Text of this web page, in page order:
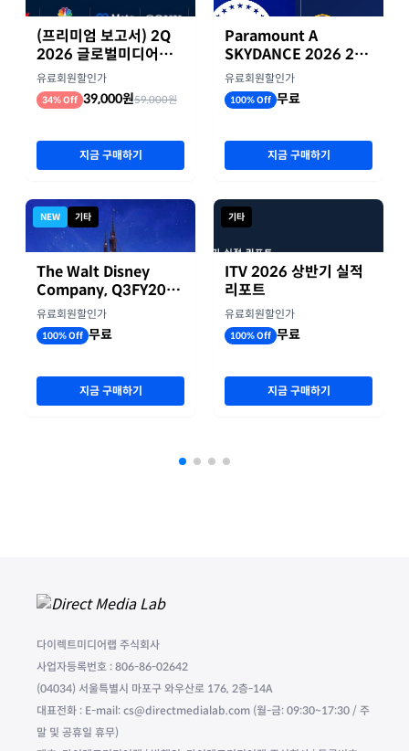
(프리미엄 보고서) 2Q
2026 글로벌미디어기
업 실적 종합 보고서
유료회원할인가
34% Off 39,000원59,000원
지금 구매하기
NEW 기타
The Walt Disney
Company, Q3FY2026
실적자료
유료회원할인가
100% Off 무료
지금 구매하기
Paramount A
SKYDANCE 2026 2분
기 실적
유료회원할인가
100% Off 무료
지금 구매하기
기타
ITV 2026 상반기 실적
리포트
유료회원할인가
100% Off 무료
지금 구매하기
다이렉트미디어랩 주식회사
사업자등록번호 : 806-86-02642
(04034) 서울특별시 마포구 와우산로 176, 2층-14A
대표전화 : E-mail: cs@directmedialab.com (월-금: 09:30~17:30 / 주
말 및 공휴일 휴무)